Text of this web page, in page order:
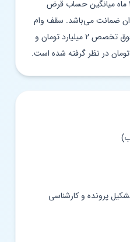
برای دریافت آن نیاز به حداقل 2 ماه میانگین حساب قرض
ضمانت می‌باشد. سقف وام
برای وکلا، پزشکان متخصص و فوق تخصص 2 میلیارد تومان و
پرونده و کارشناسی